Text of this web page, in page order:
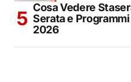
Cosa Vedere
Serata e
2026